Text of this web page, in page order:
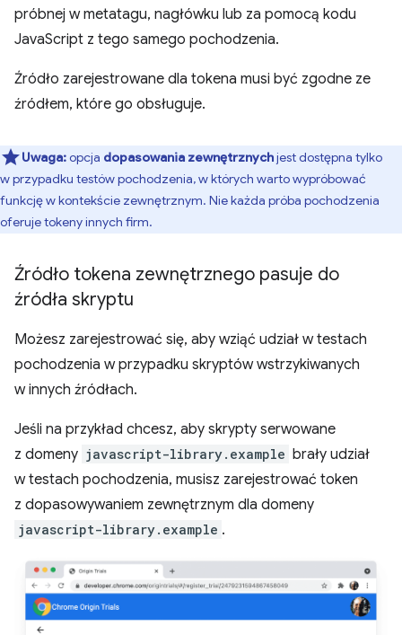
próbnej w metatagu, nagłówku lub za pomocą kodu
JavaScript z tego samego pochodzenia.
Źródło zarejestrowane dla tokena musi być zgodne ze
źródłem, które go obsługuje.
Uwaga:opcja dopasowania zewnętrznychjest dostępna tylko
w przypadku testów pochodzenia, w których warto wypróbować
funkcję w kontekście zewnętrznym. Nie każda próba pochodzenia
oferuje tokeny innych firm.
Źródło tokena zewnętrznego pasuje do
źródła skryptu
Możesz zarejestrować się, aby wziąć udział w testach
pochodzenia w przypadku skryptów wstrzykiwanych
w innych źródłach.
Jeśli na przykład chcesz, aby skrypty serwowane
z domeny javascript-library.example brały udział
w testach pochodzenia, musisz zarejestrować token
z dopasowywaniem zewnętrznym dla domeny
javascript-library.example .